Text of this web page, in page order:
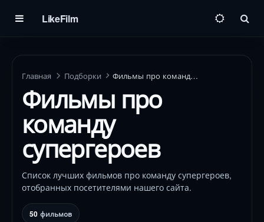
LikeFilm
Главная Подборки Фильмы про команду супергероев
Фильмы про
команду
супергероев
Список лучших фильмов про команду супергероев,
отобранных посетителями нашего сайта.
50 фильмов